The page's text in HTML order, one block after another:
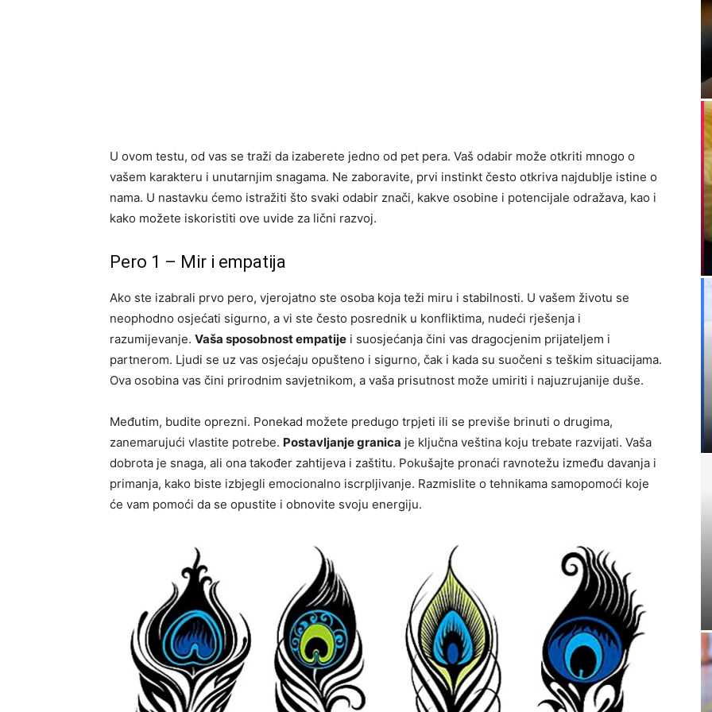
U ovom testu, od vas se traži da izaberete jedno od pet pera. Vaš odabir može otkriti mnogo o
vašem karakteru i unutarnjim snagama. Ne zaboravite, prvi instinkt često otkriva najdublje istine o
nama. U nastavku ćemo istražiti što svaki odabir znači, kakve osobine i potencijale odražava, kao i
kako možete iskoristiti ove uvide za lični razvoj.
Pero 1 – Mir i empatija
Ako ste izabrali prvo pero, vjerojatno ste osoba koja teži miru i stabilnosti. U vašem životu se
neophodno osjećati sigurno, a vi ste često posrednik u konfliktima, nudeći rješenja i
razumijevanje. Vaša sposobnost empatije i suosjećanja čini vas dragocjenim prijateljem i
partnerom. Ljudi se uz vas osjećaju opušteno i sigurno, čak i kada su suočeni s teškim situacijama.
Ova osobina vas čini prirodnim savjetnikom, a vaša prisutnost može umiriti i najuzrujanije duše.
Međutim, budite oprezni. Ponekad možete predugo trpjeti ili se previše brinuti o drugima,
zanemarujući vlastite potrebe. Postavljanje granica je ključna veština koju trebate razvijati. Vaša
dobrota je snaga, ali ona također zahtijeva i zaštitu. Pokušajte pronaći ravnotežu između davanja i
primanja, kako biste izbjegli emocionalno iscrpljivanje. Razmislite o tehnikama samopomoći koje
će vam pomoći da se opustite i obnovite svoju energiju.